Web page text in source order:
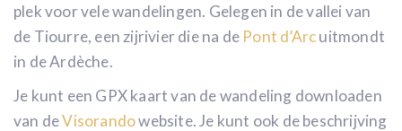
plek voor vele wandelingen. Gelegen in de vallei van
de Tiourre, een zijrivier die na de Pont d’Arcuitmondt
in de Ardèche.
Je kunt een GPX kaart van de wandeling downloaden
van deVisorandowebsite. Je kunt ook de beschrijving